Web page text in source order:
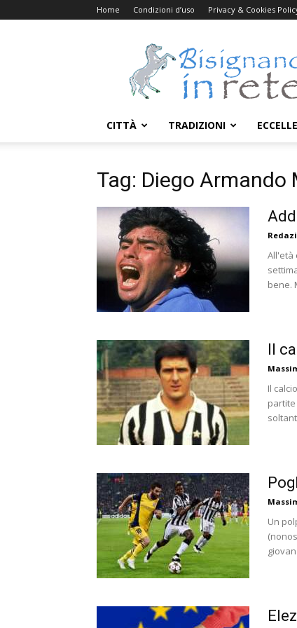
Home Condizioni d’uso Privacy & Cookies
CITTÀ TRADIZIONI
Tag: Diego Armando
All'età
bene.
Il
Il
Un